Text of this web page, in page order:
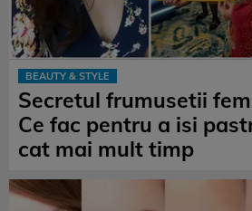
BEAUTY & STYLE
Secretul frumusetii
Ce fac pentru a isi
cat mai mult timp